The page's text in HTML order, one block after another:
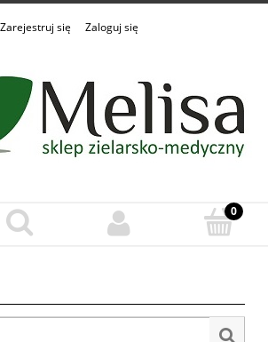
Zarejestruj się Zaloguj się